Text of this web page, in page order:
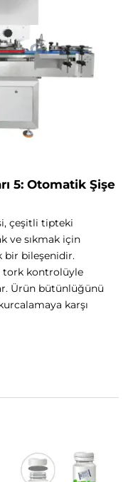
5: Otomatik Şişe
çeşitli tipteki
ve sıkmak için
bir bileşenidir.
tork kontrolüyle
Ürün bütünlüğünü
karşı